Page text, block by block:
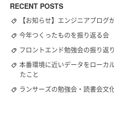
RECENT POSTS
【お知らせ】エンジニアブログ
今年つくったものを振り返る会
フロントエンド勉強会の振り返り
本番環境に近いデータをローカ
たこと
ランサーズの勉強会・読書会文